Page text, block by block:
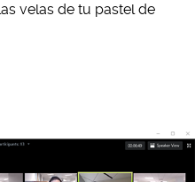
velas de tu pastel de